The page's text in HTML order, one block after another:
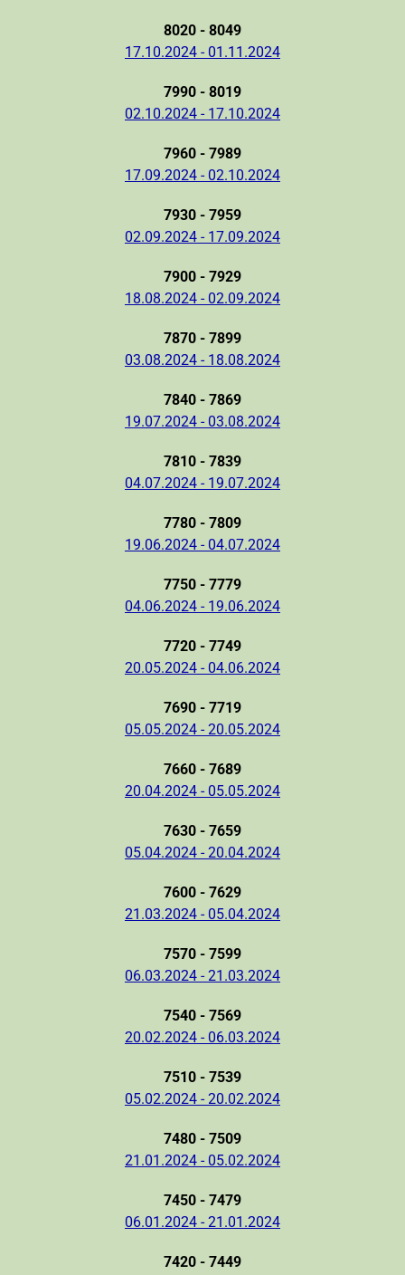
8020 - 8049
17.10.2024 - 01.11.2024
7990 - 8019
02.10.2024 - 17.10.2024
7960 - 7989
17.09.2024 - 02.10.2024
7930 - 7959
02.09.2024 - 17.09.2024
7900 - 7929
18.08.2024 - 02.09.2024
7870 - 7899
03.08.2024 - 18.08.2024
7840 - 7869
19.07.2024 - 03.08.2024
7810 - 7839
04.07.2024 - 19.07.2024
7780 - 7809
19.06.2024 - 04.07.2024
7750 - 7779
04.06.2024 - 19.06.2024
7720 - 7749
20.05.2024 - 04.06.2024
7690 - 7719
05.05.2024 - 20.05.2024
7660 - 7689
20.04.2024 - 05.05.2024
7630 - 7659
05.04.2024 - 20.04.2024
7600 - 7629
21.03.2024 - 05.04.2024
7570 - 7599
06.03.2024 - 21.03.2024
7540 - 7569
20.02.2024 - 06.03.2024
7510 - 7539
05.02.2024 - 20.02.2024
7480 - 7509
21.01.2024 - 05.02.2024
7450 - 7479
06.01.2024 - 21.01.2024
7420 - 7449